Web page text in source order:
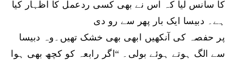
کا سانس لیا کہ اس نے بھی کسی ردعمل کا اظہار کیا
ہے۔ دبیسا ایک بار پھر سے رو دی
پر حفصہ کی آنکھیں ابھی بھی خشک تھیں۔وہ دبیسا
سے الگ ہوتے ہوئے بولی۔ “اگر رابعہ کو کچھ بھی ہوا